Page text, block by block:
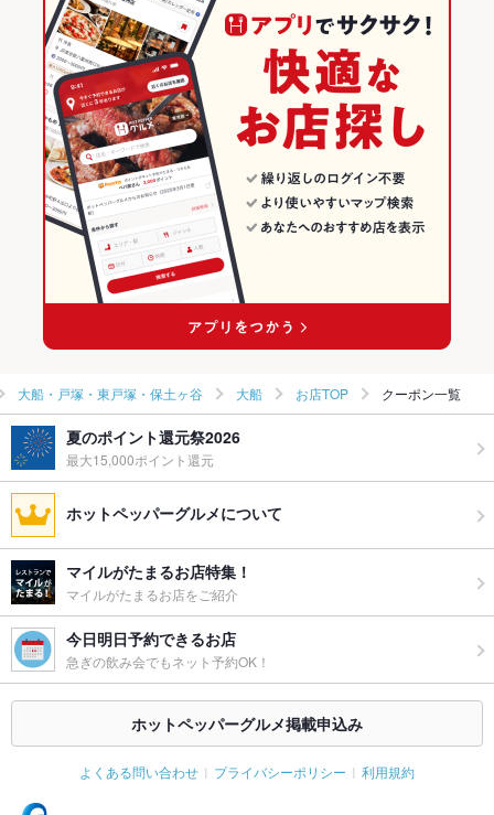
大船・戸塚・東戸塚・保土ヶ谷 × 和食
大船・戸塚・東戸塚・保土ヶ谷 × 鍋
大船駅 × 和食
神奈川
神奈川 × 居酒屋
神奈川 × 和風
神奈川 × 和食
神奈川 × 鍋
大船・戸塚・東戸塚・保土ヶ谷のグルメランキング
大船・戸塚・東戸塚・保土ヶ谷の居酒屋ランキング
大船のグルメランキング
大船の居酒屋ランキング
大船・戸塚・東戸塚・保土ヶ谷 大船 お店TOP クーポン一覧
夏のポイント還元祭2026
最大15,000ポイント還元
ホットペッパーグルメについて
マイルがたまるお店特集！
マイルがたまるお店をご紹介
今日明日予約できるお店
急ぎの飲み会でもネット予約OK！
ホットペッパーグルメ掲載申込み
よくある問い合わせ プライバシーポリシー 利用規約